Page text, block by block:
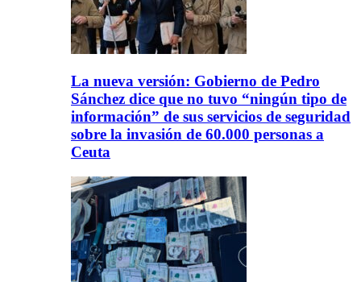
La nueva versión: Gobierno de Pedro
Sánchez dice que no tuvo “ningún tipo de
información” de sus servicios de seguridad
sobre la invasión de 60.000 personas a
Ceuta